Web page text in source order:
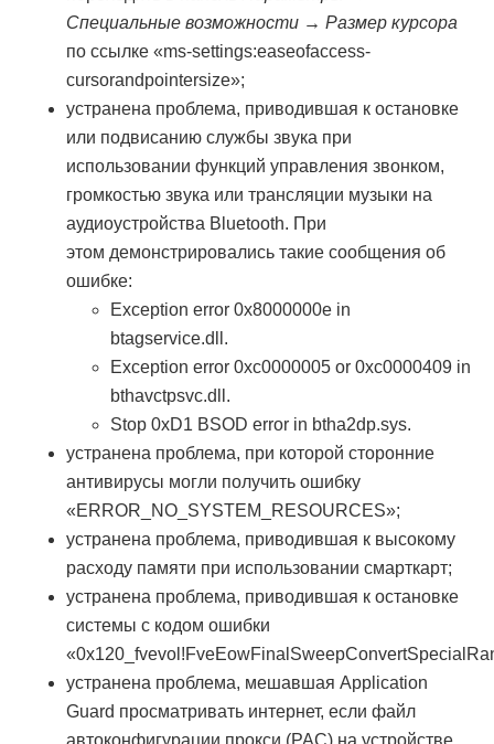
Специальные возможности → Размер курсора
по ссылке «ms-settings:easeofaccess-
cursorandpointersize»;
устранена проблема, приводившая к остановке
или подвисанию службы звука при
использовании функций управления звонком,
громкостью звука или трансляции музыки на
аудиоустройства Bluetooth. При
этом демонстрировались такие сообщения об
ошибке:
Exception error 0x8000000e in
btagservice.dll.
Exception error 0xc0000005 or 0xc0000409 in
bthavctpsvc.dll.
Stop 0xD1 BSOD error in btha2dp.sys.
устранена проблема, при которой сторонние
антивирусы могли получить ошибку
«ERROR_NO_SYSTEM_RESOURCES»;
устранена проблема, приводившая к высокому
расходу памяти при использовании смарткарт;
устранена проблема, приводившая к остановке
системы с кодом ошибки
устранена проблема, мешавшая Application
Guard просматривать интернет, если файл
автоконфигурации прокси (PAC) на устройстве